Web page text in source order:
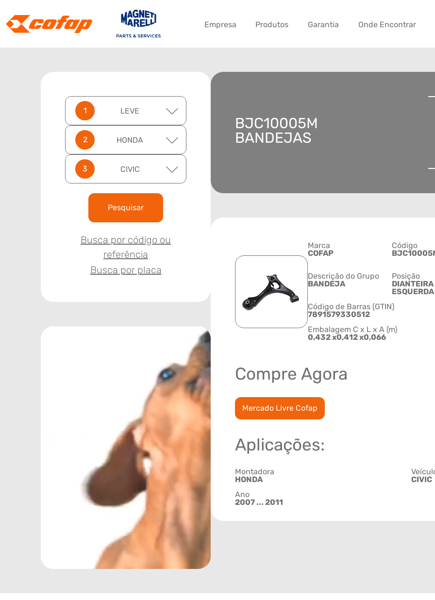
Empresa Produtos Garantia Onde Encontrar
LEVE
HONDA
CIVIC
Pesquisar
Busca por código ou
referência
Busca por placa
BJC10005M
BANDEJAS
Marca
COFAP
Código
Descrição do Grupo
BANDEJA
Posição
DIANTEIRA
ESQUERDA
Código de Barras (GTIN)
7891579330512
Embalagem C x L x A (m)
0,432 x0,412 x0,066
Compre Agora
Mercado Livre Cofap
Aplicações:
Montadora
HONDA
CIVIC
Ano
2007 ... 2011